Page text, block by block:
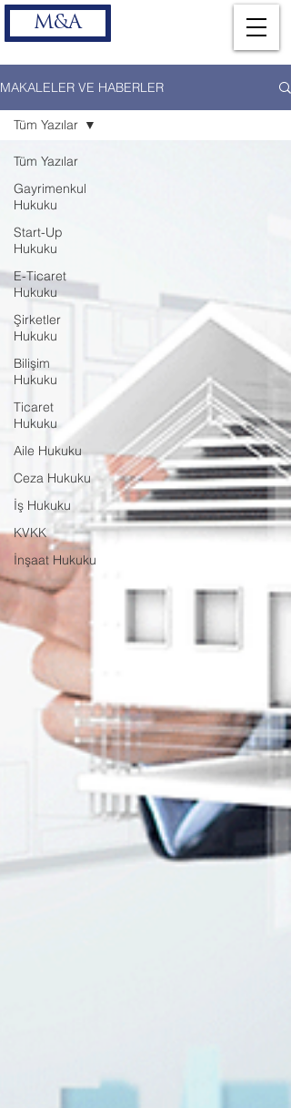
M&A
MAKALELER VE HABERLER
Tüm Yazılar
Gayrimenkul
Hukuku
Start-Up
Hukuku
E-Ticaret
Hukuku
Şirketler
Hukuku
Bilişim
Hukuku
Ticaret
Hukuku
Aile Hukuku
Ceza Hukuku
İş Hukuku
KVKK
İnşaat Hukuku
Tüm Yazılar